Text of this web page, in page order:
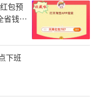
包预
省钱攻
下班